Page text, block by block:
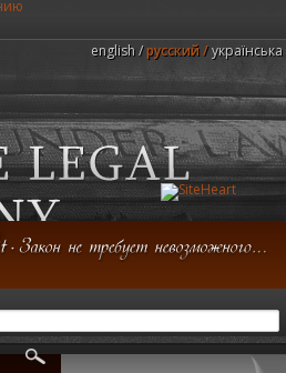
english русский українська
Санрайз"